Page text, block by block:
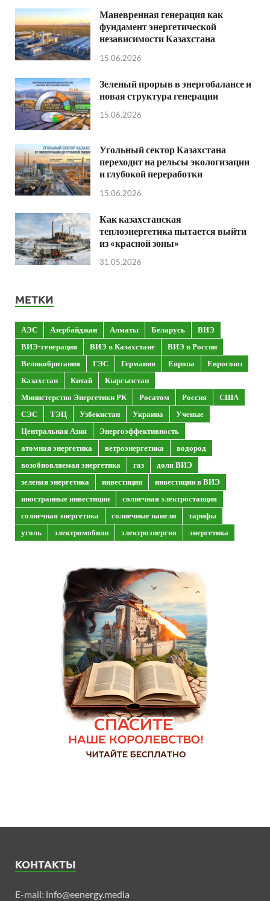
Маневренная генерация как
фундамент энергетической
независимости Казахстана
15.06.2026
Зеленый прорыв в энергобалансе и
новая структура генерации
15.06.2026
Угольный сектор Казахстана
переходит на рельсы экологизации
и глубокой переработки
15.06.2026
Как казахстанская
теплоэнергетика пытается выйти
из «красной зоны»
31.05.2026
МЕТКИ
АЭС Азербайджан Алматы Беларусь
ВИЭ
ВИЭ-генерация
ВИЭ в Казахстане
ВИЭ в России
Великобритания
ГЭС Германия Европа
Евросоюз
Казахстан
Китай
Кыргызстан
Министерство Энергетики РК
Росатом Россия
США
СЭС
ТЭЦ Узбекистан Украина
Ученые
Центральная Азия
Энергоэффективность
атомная энергетика
ветроэнергетика
водород
возобновляемая энергетика
газ
доля ВИЭ
зеленая энергетика
инвестиции
инвестиции в ВИЭ
иностранные инвестиции
солнечная электростанция
солнечная энергетика
солнечные панели
тарифы
уголь
электромобили электроэнергия энергетика
КОНТАКТЫ
E-mail: info@eenergy.media